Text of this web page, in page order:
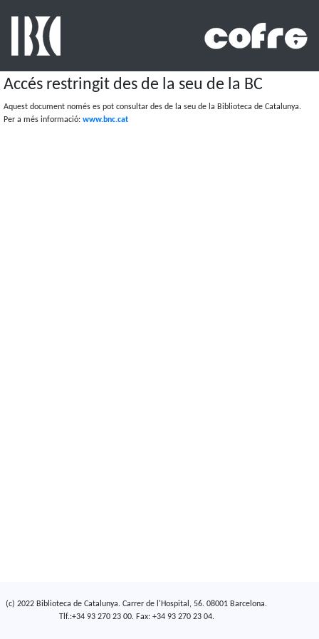
Accés restringit des de la seu de la BC
Aquest document només es pot consultar des de la seu de la Biblioteca de Catalunya.
Per a més informació: www.bnc.cat
(c) 2022 Biblioteca de Catalunya. Carrer de l'Hospital, 56. 08001 Barcelona.
Tlf.:+34 93 270 23 00. Fax: +34 93 270 23 04.